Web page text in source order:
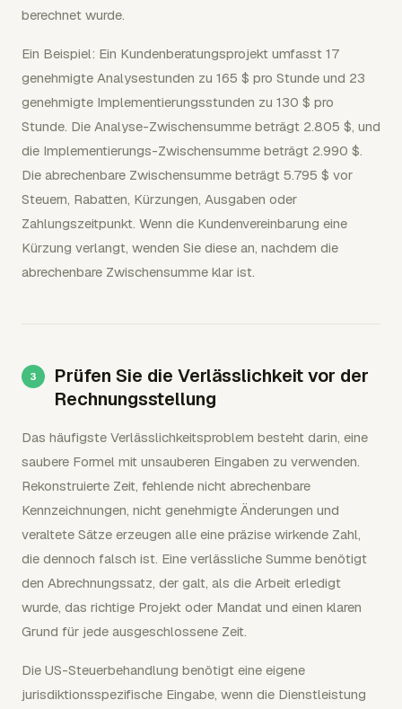
berechnet wurde.
Ein Beispiel: Ein Kundenberatungsprojekt umfasst 17
genehmigte Analysestunden zu 165 $ pro Stunde und 23
genehmigte Implementierungsstunden zu 130 $ pro
Stunde. Die Analyse-Zwischensumme beträgt 2.805 $, und
die Implementierungs-Zwischensumme beträgt 2.990 $.
Die abrechenbare Zwischensumme beträgt 5.795 $ vor
Steuern, Rabatten, Kürzungen, Ausgaben oder
Zahlungszeitpunkt. Wenn die Kundenvereinbarung eine
Kürzung verlangt, wenden Sie diese an, nachdem die
abrechenbare Zwischensumme klar ist.
Prüfen Sie die Verlässlichkeit vor der
Rechnungsstellung
Das häufigste Verlässlichkeitsproblem besteht darin, eine
saubere Formel mit unsauberen Eingaben zu verwenden.
Rekonstruierte Zeit, fehlende nicht abrechenbare
Kennzeichnungen, nicht genehmigte Änderungen und
veraltete Sätze erzeugen alle eine präzise wirkende Zahl,
die dennoch falsch ist. Eine verlässliche Summe benötigt
den Abrechnungssatz, der galt, als die Arbeit erledigt
wurde, das richtige Projekt oder Mandat und einen klaren
Grund für jede ausgeschlossene Zeit.
Die US-Steuerbehandlung benötigt eine eigene
jurisdiktionsspezifische Eingabe, wenn die Dienstleistung